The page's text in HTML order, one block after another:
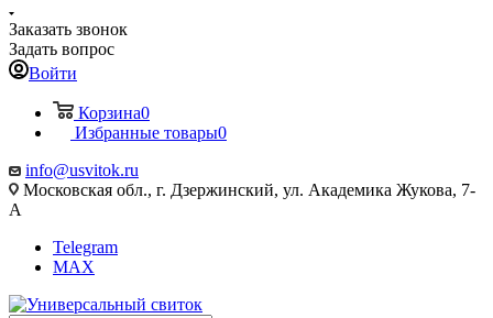
Заказать звонок
Задать вопрос
Войти
Корзина0
Избранные товары0
info@usvitok.ru
Московская обл., г. Дзержинский, ул. Академика Жукова, 7-
А
Telegram
MAX